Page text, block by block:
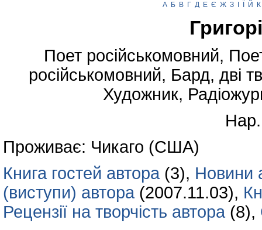
А Б В Г Д Е Є Ж З Й К
Поет російськомовний,
російськомовний, Бард, дві
Художник,
Проживає: Чикаго (США)
Книга гостей автора (3), Новини
(виступи) автора (2007.11.03),
Рецензії на творчість автора (8),